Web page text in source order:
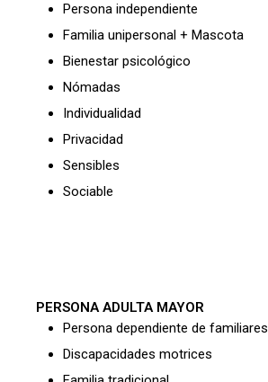
Persona independiente
Familia unipersonal + Mascota
Bienestar psicológico
Nómadas
Individualidad
Privacidad
Sensibles
Sociable
PERSONA ADULTA MAYOR
Persona dependiente de familiares
Discapacidades motrices